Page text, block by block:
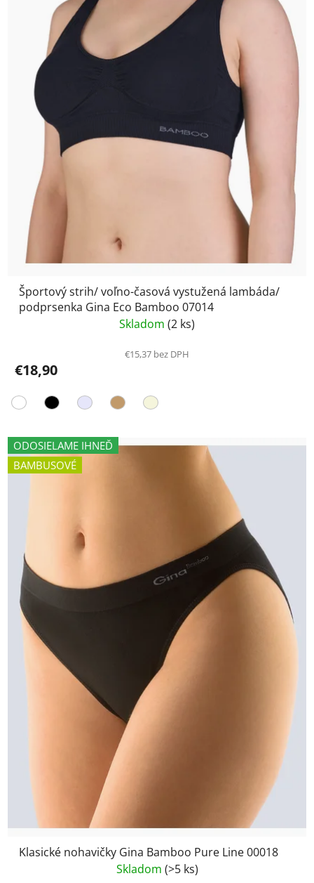
Športový strih/ voľno-časová vystužená lambáda/
podprsenka Gina Eco Bamboo 07014
Skladom (2 ks)
€15,37 bez DPH
€18,90
ODOSIELAME IHNEĎ
BAMBUSOVÉ
Klasické nohavičky Gina Bamboo Pure Line 00018
Skladom (>5 ks)